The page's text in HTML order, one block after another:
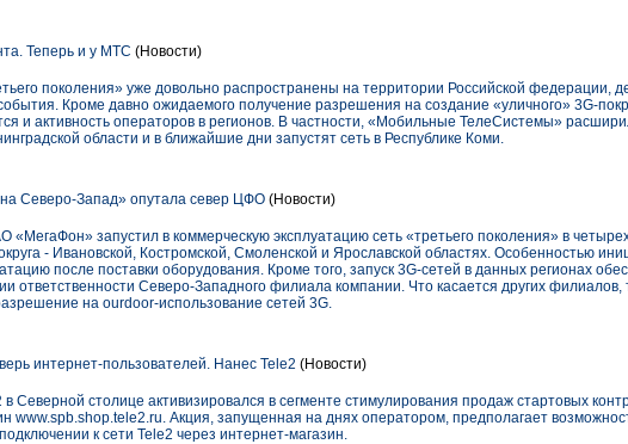
Теперь и у МТС (Новости)
поколения» уже довольно распространены на территории Российской федерации,
Кроме давно ожидаемого получение разрешения на создание «уличного» 3G-
и активность операторов в регионов. В частности, «Мобильные ТелеСистемы»
области и в ближайшие дни запустят сеть в Республике Коми.
Северо-Запад» опутала север ЦФО (Новости)
запустил в коммерческую эксплуатацию сеть «третьего поколения» в
- Ивановской, Костромской, Смоленской и Ярославской областях. Особенностью
после поставки оборудования. Кроме того, запуск 3G-сетей в данных регионах
ответственности Северо-Западного филиала компании. Что касается других филиалов,
на ourdoor-использование сетей 3G.
интернет-пользователей. Нанес Tele2 (Новости)
Северной столице активизировался в сегменте стимулирования продаж стартовых
www.spb.shop.tele2.ru. Акция, запущенная на днях оператором, предполагает
к сети Tele2 через интернет-магазин.